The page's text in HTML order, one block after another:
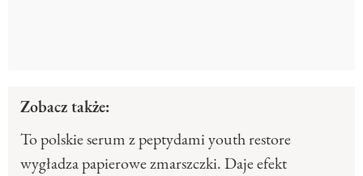
Zobacz także:
To polskie serum z peptydami youth restore
wygładza papierowe zmarszczki. Daje efekt